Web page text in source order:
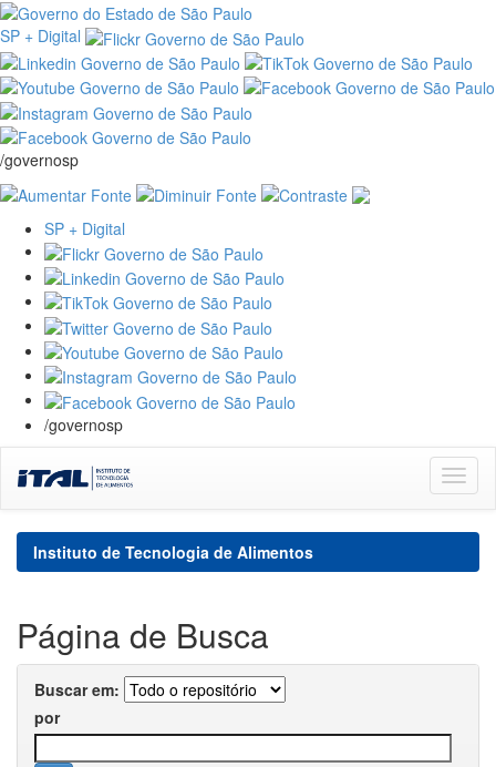
SP + Digital
/governosp
SP + Digital
/governosp
navigation
Instituto de Tecnologia de Alimentos
Página de Busca
Buscar em:
por